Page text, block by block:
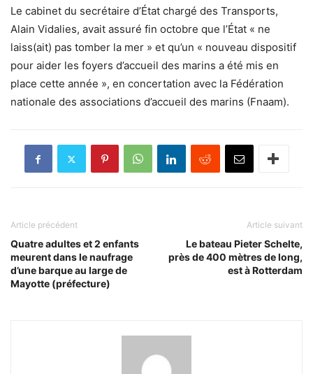
Le cabinet du secrétaire d’État chargé des Transports,
Alain Vidalies, avait assuré fin octobre que l’État « ne
laiss(ait) pas tomber la mer » et qu’un « nouveau dispositif
pour aider les foyers d’accueil des marins a été mis en
place cette année », en concertation avec la Fédération
nationale des associations d’accueil des marins (Fnaam).
Article précédent
Quatre adultes et 2 enfants
meurent dans le naufrage
d’une barque au large de
Mayotte (préfecture)
Article suivant
Le bateau Pieter Schelte,
près de 400 mètres de long,
est à Rotterdam